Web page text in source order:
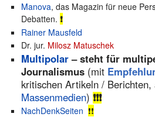
Manova, das Magazin für neue
Debatten. ❗
Rainer Mausfeld
Dr. jur. Milosz Matuschek
Multipolar– steht für
Journalismus (mit
kritischen Artikeln / Berichten,
Massenmedien) ❗❗❗
NachDenkSeiten ❗❗